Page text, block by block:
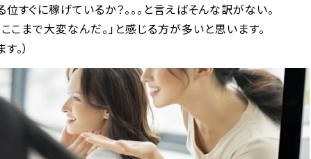
ぐに稼げているか？。。。と言えばそんな訳がない。
こまで大変なんだ。」と感じる方が多いと思います。
。）